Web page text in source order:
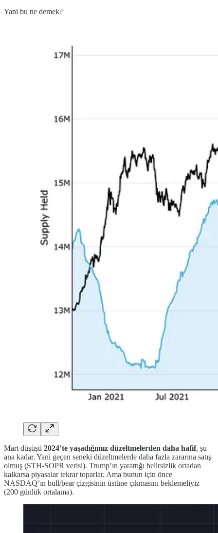
Yani bu ne demek?
Mart düşüşü 2024’te yaşadığımız düzeltmelerden daha hafif, şu
ana kadar. Yani geçen seneki düzeltmelerde daha fazla zararına satış
olmuş (STH-SOPR verisi). Trump’ın yarattığı belirsizlik ortadan
kalkarsa piyasalar tekrar toparlar. Ama bunun için önce
NASDAQ’ın bull/bear çizgisinin üstüne çıkmasını beklemeliyiz
(200 günlük ortalama).